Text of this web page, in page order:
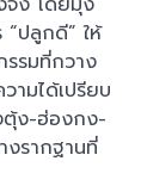
ปลูกดี” ให้
รรมที่กวาง
ามได้เปรียบ
ตุ้ง-ฮ่องกง-
งรากฐานที่